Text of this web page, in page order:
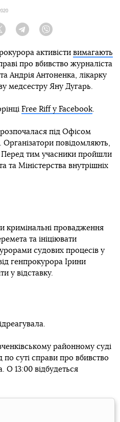
Twitter TelegramViber
активісти вимагають
про вбивство журналіста
Андрія Антоненка, лікарку
медсестру Яну Дугарь.
Free Riff у Facebook.
під Офісом
Організатори повідомляють,
тим учасники пройшли
Міністерства внутрішніх
кримінальні провадження
та ініціювати
судових процесів у
генпрокурора Ірини
у відставку.
районному суді
суті справи про вбивство
О 13:00 відбудеться